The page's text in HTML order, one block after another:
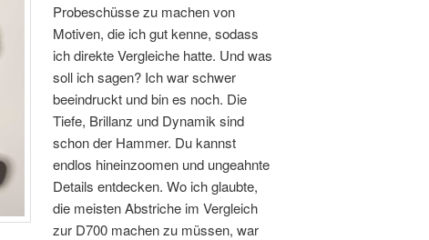
Probeschüsse zu machen von
Motiven, die ich gut kenne, sodass
ich direkte Vergleiche hatte. Und was
soll ich sagen? Ich war schwer
beeindruckt und bin es noch. Die
Tiefe, Brillanz und Dynamik sind
schon der Hammer. Du kannst
endlos hineinzoomen und ungeahnte
Details entdecken. Wo ich glaubte,
die meisten Abstriche im Vergleich
zur D700 machen zu müssen, war